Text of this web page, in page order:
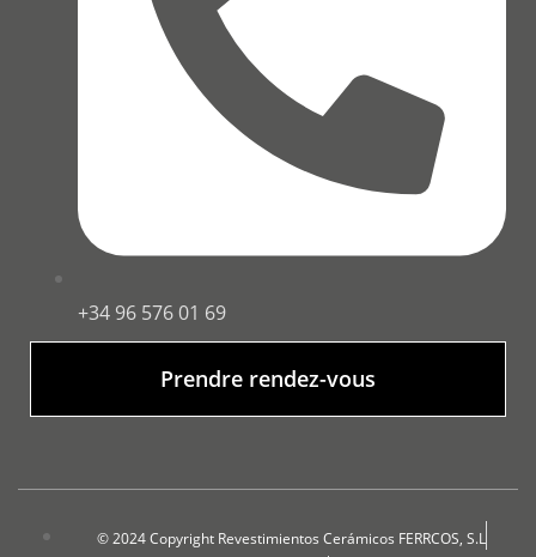
+34 96 576 01 69
Prendre rendez-vous
© 2024 Copyright Revestimientos Cerámicos FERRCOS, S.L